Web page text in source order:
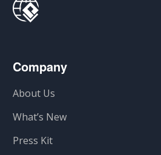
Company
About Us
What’s New
Press Kit